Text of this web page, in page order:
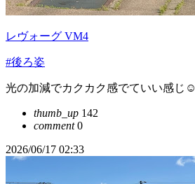
レヴォーグ VM4
#後ろ姿
光の加減でカクカク感でていい感じ☺️
thumb_up 142
comment0
2026/06/17 02:33